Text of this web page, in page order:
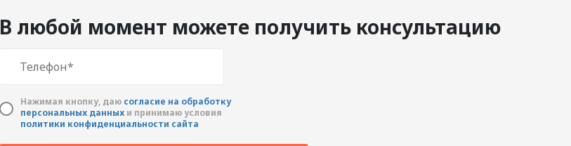
В любой момент можете получить консультацию
Нажимая кнопку, даю cогласие на обработку
персональных данных и принимаю условия
политики конфиденциальности сайта